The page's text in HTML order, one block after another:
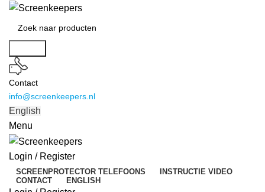
Contact
info@screenkeepers.nl
English
Menu
Login / Register
SCREENPROTECTOR TELEFOONS
INSTRUCTIE VIDEO
CONTACT
ENGLISH